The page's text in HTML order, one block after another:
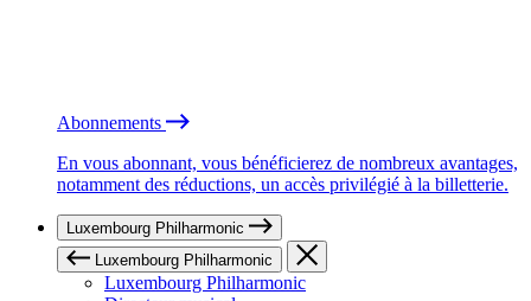
Abonnements
En vous abonnant, vous bénéficierez de nombreux avantages,
notamment des réductions, un accès privilégié à la billetterie.
Luxembourg Philharmonic
Luxembourg Philharmonic
Luxembourg Philharmonic